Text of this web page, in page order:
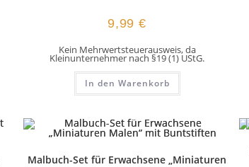
9,99€
Kein Mehrwertsteuerausweis, da
Kleinunternehmer nach §19 (1) UStG.
In den Warenkorb
Malbuch-Set für Erwachsene „Miniaturen